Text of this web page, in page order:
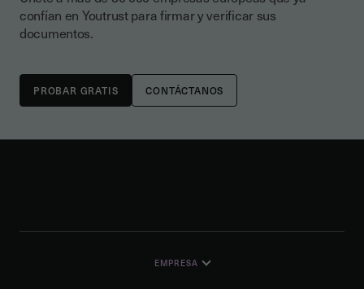
confían en Youtrust para firmar y verificar sus
documentos.
CONTÁCTANOS
EMPRESA